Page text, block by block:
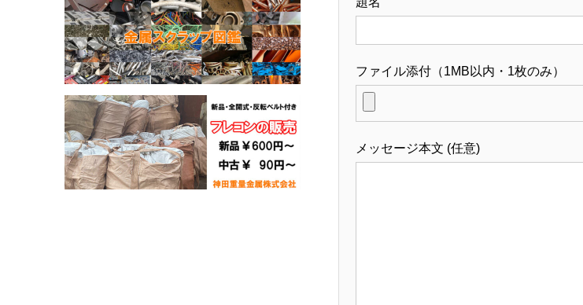
ファイル添付（1MB以内・1枚のみ）
メッセージ本文 (任意)